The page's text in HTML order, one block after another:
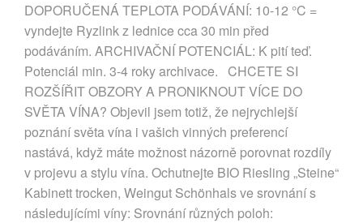
DOPORUČENÁ TEPLOTA PODÁVÁNÍ: 10-12 °C =
vyndejte Ryzlink z lednice cca 30 min před
podáváním. ARCHIVAČNÍ POTENCIÁL: K pití teď.
Potenciál min. 3-4 roky archivace. CHCETE SI
ROZŠÍŘIT OBZORY A PRONIKNOUT VÍCE DO
SVĚTA VÍNA? Objevil jsem totiž, že nejrychlejší
poznání světa vína i vašich vinných preferencí
nastává, když máte možnost názorně porovnat rozdíly
v projevu a stylu vína. Ochutnejte BIO Riesling „Steine“
Kabinett trocken, Weingut Schönhals ve srovnání s
následujícími víny: Srovnání různých poloh: